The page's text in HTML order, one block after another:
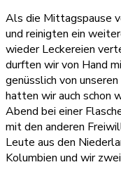
Als die Mittagspause
und reinigten ein
wieder Leckereien
durften wir von Hand
genüsslich von
hatten wir auch schon
Abend bei einer
mit den anderen
Leute aus den
Kolumbien und wir